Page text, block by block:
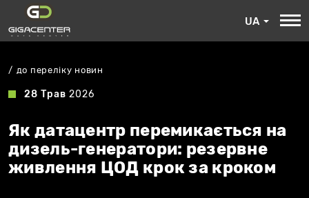
UA
до переліку новин
28 Трав 2026
Як датацентр перемикається на
дизель-генератори: резервне
живлення ЦОД крок за кроком